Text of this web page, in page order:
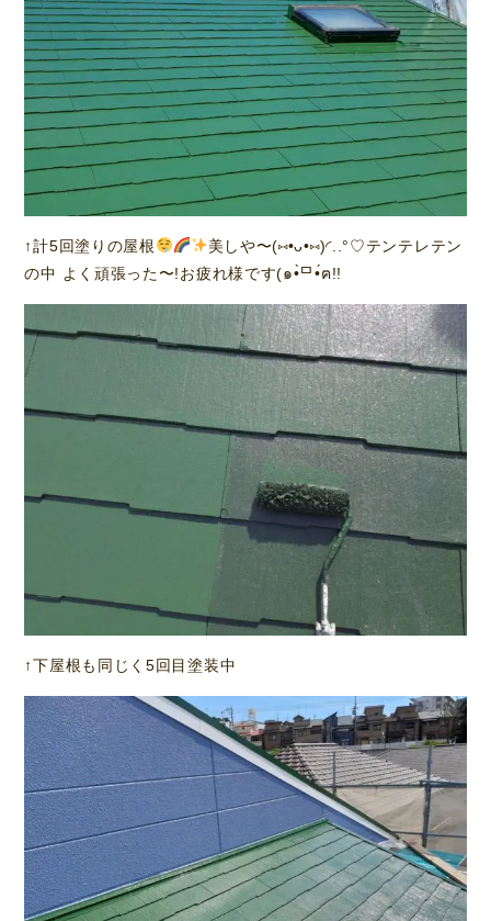
↑計5回塗りの屋根
美しや〜(⑅•ᴗ•⑅)◜..°♡テンテレテン
の中 よく頑張った〜!お疲れ様です(๑•̀ᄆ•́ฅ!!
↑下屋根も同じく5回目塗装中